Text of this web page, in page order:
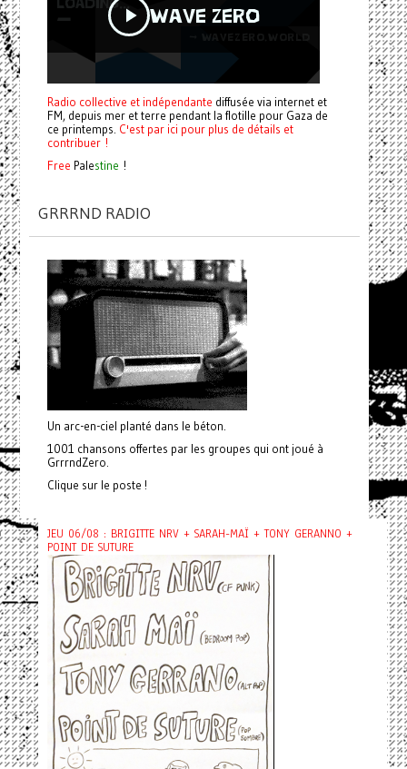
Radio collective et indépendante diffusée via internet et
FM, depuis mer et terre pendant la flotille pour Gaza de
ce printemps. C'est par ici pour plus de détails et
contribuer !
Free Palestine !
GRRRND RADIO
Un arc-en-ciel planté dans le béton.
1001 chansons offertes par les groupes qui ont joué à
GrrrndZero.
Clique sur le poste !
JEU 06/08 : BRIGITTE NRV + SARAH-MAÏ + TONY GERANNO +
POINT DE SUTURE